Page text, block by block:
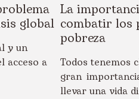
global
y un
acceso a
La
combatir los
pobreza
Todos tenemos
gran
llevar una vida